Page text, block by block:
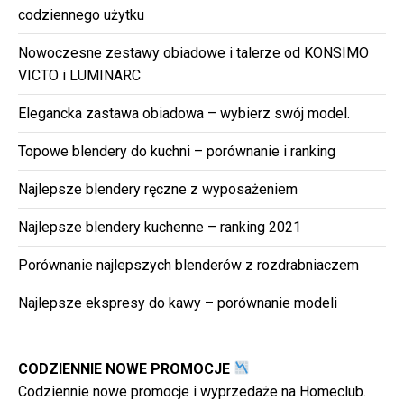
codziennego użytku
Nowoczesne zestawy obiadowe i talerze od KONSIMO
VICTO i LUMINARC
Elegancka zastawa obiadowa – wybierz swój model.
Topowe blendery do kuchni – porównanie i ranking
Najlepsze blendery ręczne z wyposażeniem
Najlepsze blendery kuchenne – ranking 2021
Porównanie najlepszych blenderów z rozdrabniaczem
Najlepsze ekspresy do kawy – porównanie modeli
CODZIENNIE NOWE PROMOCJE
Codziennie nowe promocje i wyprzedaże na Homeclub.